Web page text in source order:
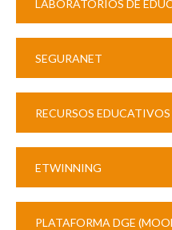
LABORATÓRIOS DE
SEGURANET
RECURSOS
ETWINNING
PLATAFORMA DGE